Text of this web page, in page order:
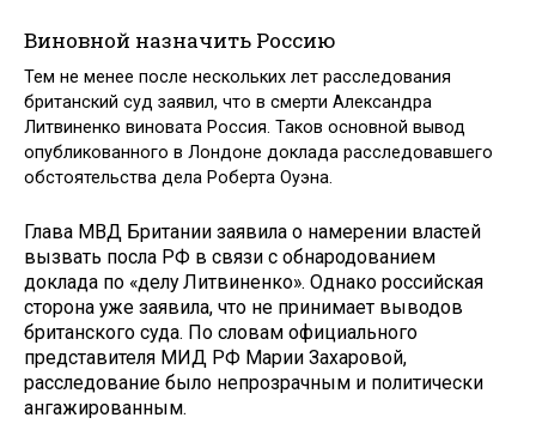
Виновной назначить Россию
Тем не менее после нескольких лет расследования
британский суд заявил, что в смерти Александра
Литвиненко виновата Россия. Таков основной вывод
опубликованного в Лондоне доклада расследовавшего
обстоятельства дела Роберта Оуэна.
Глава МВД Британии заявила о намерении властей
вызвать посла РФ в связи с обнародованием
доклада по «делу Литвиненко». Однако российская
сторона уже заявила, что не принимает выводов
британского суда. По словам официального
представителя МИД РФ Марии Захаровой,
расследование было непрозрачным и политически
ангажированным.